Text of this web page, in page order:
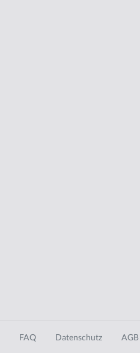
FAQ Datenschutz AGB